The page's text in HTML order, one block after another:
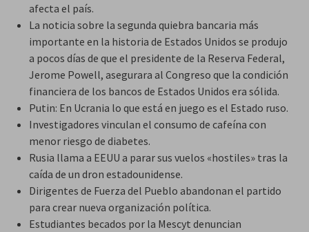
afecta el país.
La noticia sobre la segunda quiebra bancaria más
importante en la historia de Estados Unidos se produjo
a pocos días de que el presidente de la Reserva Federal,
Jerome Powell, asegurara al Congreso que la condición
financiera de los bancos de Estados Unidos era sólida.
Putin: En Ucrania lo que está en juego es el Estado ruso.
Investigadores vinculan el consumo de cafeína con
menor riesgo de diabetes.
Rusia llama a EEUU a parar sus vuelos «hostiles» tras la
caída de un dron estadounidense.
Dirigentes de Fuerza del Pueblo abandonan el partido
para crear nueva organización política.
Estudiantes becados por la Mescyt denuncian